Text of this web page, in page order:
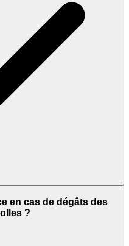
en cas de dégâts des
?